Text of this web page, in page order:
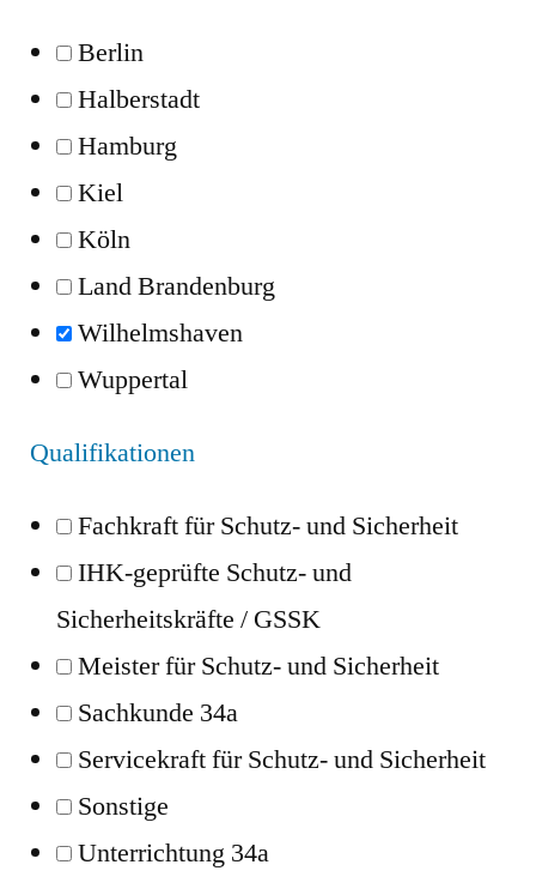
Berlin
Halberstadt
Hamburg
Kiel
Köln
Land Brandenburg
Wilhelmshaven
Wuppertal
Qualifikationen
Fachkraft für Schutz- und Sicherheit
IHK-geprüfte Schutz- und
Sicherheitskräfte / GSSK
Meister für Schutz- und Sicherheit
Sachkunde 34a
Servicekraft für Schutz- und Sicherheit
Sonstige
Unterrichtung 34a